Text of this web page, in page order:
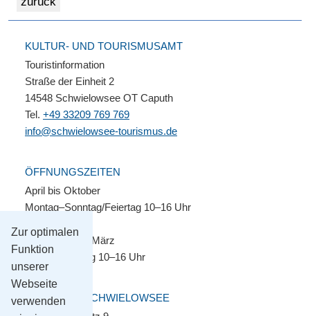
Zur optimalen
Funktion
unserer
Webseite
verwenden
KULTUR- UND TOURISMUSAMT
Touristinformation
Straße der Einheit 2
14548 Schwielowsee OT Caputh
Tel. +49 33209 769 769
info@schwielowsee-tourismus.de
ÖFFNUNGSZEITEN
April bis Oktober
Montag–Sonntag/Feiertag 10–16 Uhr
November bis März
Montag–Freitag 10–16 Uhr
GEMEINDE SCHWIELOWSEE